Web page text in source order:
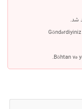
شد.
Böhtan və